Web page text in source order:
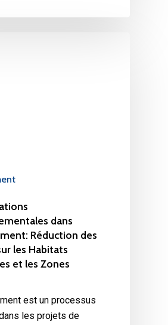
dans
Réduction des
les Habitats
et les Zones
est un processus
les projets de